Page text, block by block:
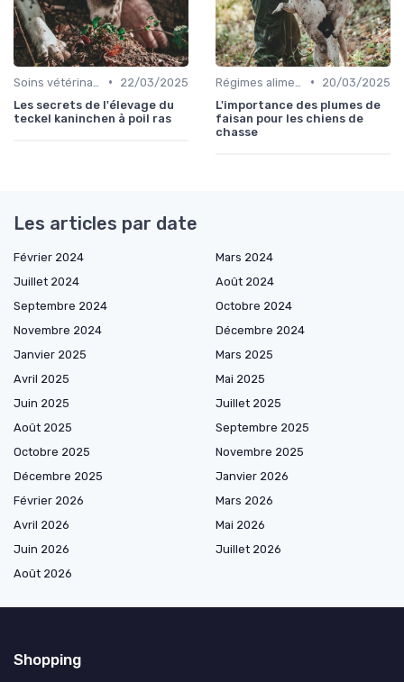
•
22/03/2025
Les secrets de l'élevage du
teckel kaninchen à poil ras
•
20/03/2025
L'importance des plumes de
faisan pour les chiens de
chasse
Les articles par date
Février 2024
Mars 2024
Juillet 2024
Août 2024
Septembre 2024
Octobre 2024
Novembre 2024
Décembre 2024
Janvier 2025
Mars 2025
Avril 2025
Mai 2025
Juin 2025
Juillet 2025
Août 2025
Septembre 2025
Octobre 2025
Novembre 2025
Décembre 2025
Janvier 2026
Février 2026
Mars 2026
Avril 2026
Mai 2026
Juin 2026
Juillet 2026
Août 2026
Shopping